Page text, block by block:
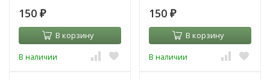
150 ₽
В корзину
В наличии
150 ₽
В корзину
В наличии